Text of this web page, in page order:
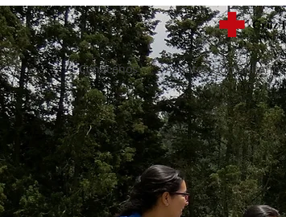
Conócenos Asuntos Humanitarios